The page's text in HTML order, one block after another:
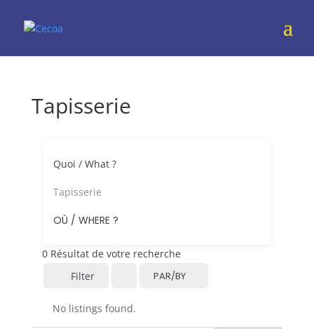
Tapisserie
Quoi / What ?
Tapisserie
OÙ / WHERE ?
0Résultat de votre recherche
Filter
PAR/BY
No listings found.